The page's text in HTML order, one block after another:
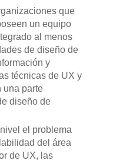
que
un equipo
al menos
de diseño de
y
técnicas de UX y
una parte
diseño de
el problema
del área
de UX, las